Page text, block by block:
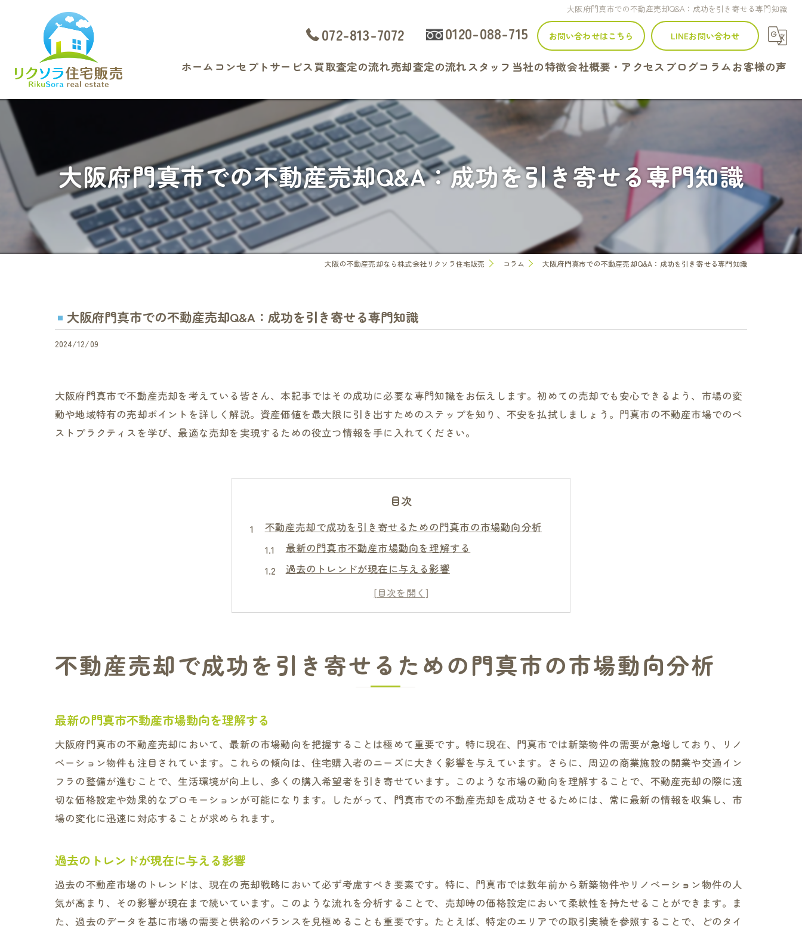
大阪府門真市での不動産売却Q&A：成功を引き寄せる専門知識
072-813-7072 0120-088-715 お問い合わせはこちら LINEお問い合わせ
ホーム コンセプト サービス
よくある質問
買取査定の流れ売却査定の流れスタッフ 当社の特徴
戸建て
マンション
土地
査定
会社概要・アクセス ブログコラム お客様の声
大阪府門真市での不動産売却Q&A：成功を引き寄せる専門知識
大阪の不動産売却なら株式会社リクソラ住宅販売 コラム 大阪府門真市での不動産売却Q&A：成功を引き寄せる専門知識
大阪府門真市での不動産売却Q&A：成功を引き寄せる専門知識
2024/12/09
大阪府門真市で不動産売却を考えている皆さん、本記事ではその成功に必要な専門知識をお伝えします。初めての売却でも安心できるよう、市場の変
動や地域特有の売却ポイントを詳しく解説。資産価値を最大限に引き出すためのステップを知り、不安を払拭しましょう。門真市の不動産市場でのベ
ストプラクティスを学び、最適な売却を実現するための役立つ情報を手に入れてください。
目次
不動産売却で成功を引き寄せるための門真市の市場動向分析
最新の門真市不動産市場動向を理解する
過去のトレンドが現在に与える影響
門真市での不動産価格の変動要因
競争力のある物件を見極めるポイント
未来の市場予測に基づく売却タイミング
大阪府門真市特有の不動産売却ポイントを詳しく解説
門真市の住環境が売却に与える影響
門真市での売却成功事例から学ぶ
地域特性を活かした売却戦略の提案
初めての不動産売却も安心できる門真市のベストプラクティス
門真市での売却プロセスを詳解
初めての売却で避けるべきリスク
専門家のアドバイスを活用する方法
不動産売却で成功を引き寄せるための門真市の市場動向分析
最新の門真市不動産市場動向を理解する
大阪府門真市の不動産売却において、最新の市場動向を把握することは極めて重要です。特に現在、門真市では新築物件の需要が急増しており、リノ
ベーション物件も注目されています。これらの傾向は、住宅購入者のニーズに大きく影響を与えています。さらに、周辺の商業施設の開業や交通イン
フラの整備が進むことで、生活環境が向上し、多くの購入希望者を引き寄せています。このような市場の動向を理解することで、不動産売却の際に適
切な価格設定や効果的なプロモーションが可能になります。したがって、門真市での不動産売却を成功させるためには、常に最新の情報を収集し、市
場の変化に迅速に対応することが求められます。
過去のトレンドが現在に与える影響
過去の不動産市場のトレンドは、現在の売却戦略において必ず考慮すべき要素です。特に、門真市では数年前から新築物件やリノベーション物件の人
気が高まり、その影響が現在まで続いています。このような流れを分析することで、売却時の価格設定において柔軟性を持たせることができます。ま
た、過去のデータを基に市場の需要と供給のバランスを見極めることも重要です。たとえば、特定のエリアでの取引実績を参照することで、どのタイ